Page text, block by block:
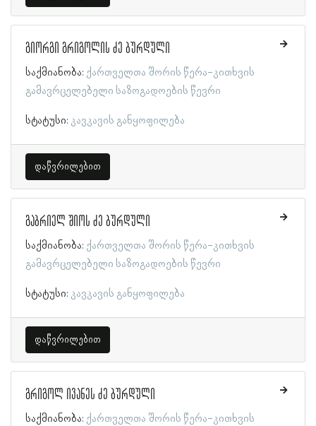
გიორგი გრიგოლის ძე ბურდული
საქმიანობა: ქართველთა შორის წერა-კითხვის
გამავრცელებელი საზოგადოების წევრი
სტატუსი: კავკავის განყოფილება
დაწვრილებით
გაბრიელ შიოს ძე ბურდული
საქმიანობა: ქართველთა შორის წერა-კითხვის
გამავრცელებელი საზოგადოების წევრი
სტატუსი: კავკავის განყოფილება
დაწვრილებით
გრიგოლ ივანეს ძე ბურდული
საქმიანობა: ქართველთა შორის წერა-კითხვის